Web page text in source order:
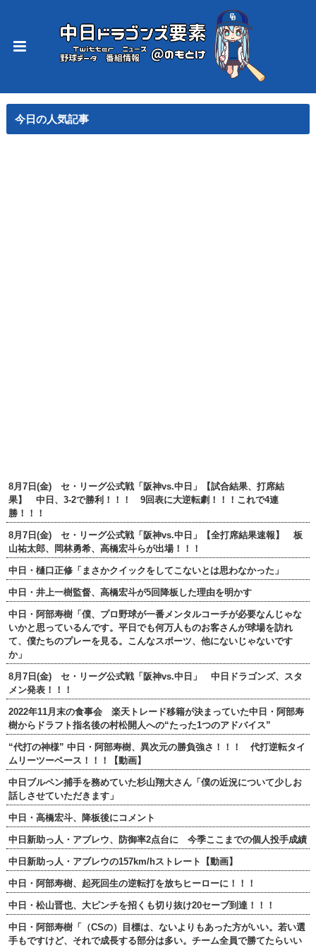
今日の人気記事
8月7日(金) セ・リーグ公式戦「阪神vs.中日」【試合結果、打席結
果】 中日、3-2で勝利！！！ 9回表に大逆転劇！！！これで4連
勝！！！
8月7日(金) セ・リーグ公式戦「阪神vs.中日」【全打席結果速報】 板
山祐太郎、岡林勇希、高橋宏斗らが出場！！！
中日・樋口正修「まさかクイックをしてこないとは思わなかった」
中日・井上一樹監督、高橋宏斗が5回降板した理由を明かす
中日・阿部寿樹「僕、プロ野球が一番メンタルコーチが必要なんじゃな
いかと思っているんです。平日でも何万人ものお客さんが球場を訪れ
て、僕たちのプレーを見る。こんなスポーツ、他にないじゃないです
か」
8月7日(金) セ・リーグ公式戦「阪神vs.中日」 中日ドラゴンズ、スタ
メン発表！！！
2022年11月末の食事会 楽天トレード移籍が決まっていた中日・阿部寿
樹からドラフト指名後の村松開人への“たった1つのアドバイス”
“代打の神様” 中日・阿部寿樹、異次元の勝負強さ！！！ 代打逆転タイ
ムリーツーベース！！！【動画】
中日ブルペン捕手を務めていた杉山翔大さん「僕の近況について少しお
話しさせていただきます」
中日・高橋宏斗、降板後にコメント
中日新助っ人・アブレウ、防御率2点台に 今季ここまでの個人投手成績
中日新助っ人・アブレウの157km/hストレート【動画】
中日・阿部寿樹、起死回生の逆転打を放ちヒーローに！！！
中日・松山晋也、大ピンチを招くも切り抜け20セーブ到達！！！
中日・阿部寿樹「（CSの）目標は、ないよりもあった方がいい。若い選
手もですけど、それで成長する部分は多い。チーム全員で勝てたらいい